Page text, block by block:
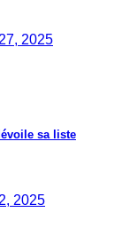
2025
sa liste
2025